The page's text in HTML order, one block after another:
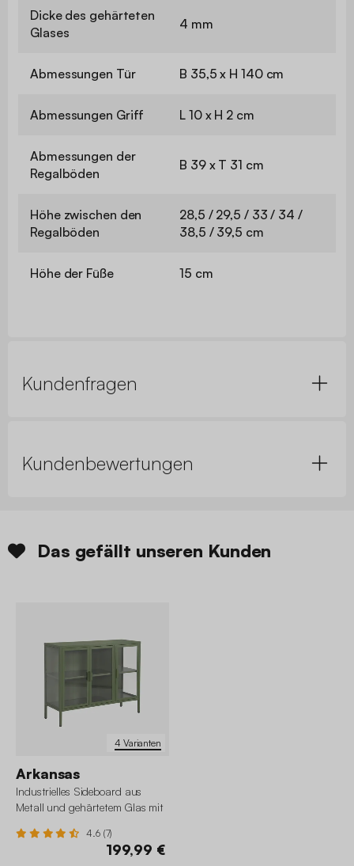
Dicke des gehärteten
Glases
4 mm
Abmessungen Tür B 35,5 x H 140 cm
Abmessungen Griff L 10 x H 2 cm
Abmessungen der
Regalböden
B 39 x T 31 cm
Höhe zwischen den
Regalböden
28,5 / 29,5 / 33 / 34 /
38,5 / 39,5 cm
Höhe der Füße 15 cm
Kundenfragen
Kundenbewertungen
Das gefällt unseren Kunden
4 Varianten
Arkansas
Industrielles Sideboard aus
Metall und gehärtetem Glas mit
4.6 (7)
199,99 €